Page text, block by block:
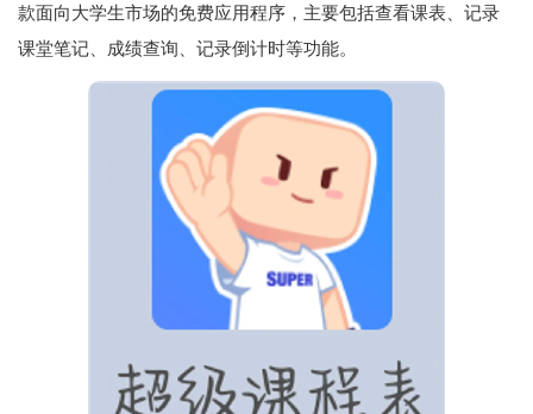
款面向大学生市场的免费应用程序，主要包括查看课表、记录
课堂笔记、成绩查询、记录倒计时等功能。